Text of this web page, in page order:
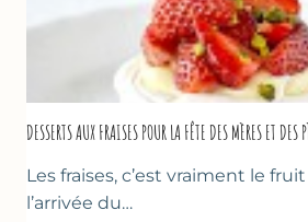
DESSERTS AUX FRAISES POUR LA FÊTE DES MÈRES ET DES
Les fraises, c’est vraiment le
l’arrivée du…